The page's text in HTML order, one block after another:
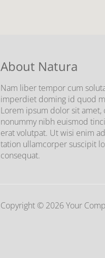
About Natura
Nam liber tempor cum
imperdiet doming id quod
Lorem ipsum dolor sit
nonummy nibh euismod
erat volutpat. Ut wisi enim
tation ullamcorper suscipit
consequat.
Copyright © 2026 Your